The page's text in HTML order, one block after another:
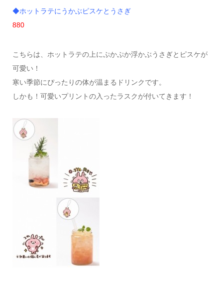
◆ホットラテにうかぶピスケとうさぎ
880
こちらは、ホットラテの上にぷかぷか浮かぶうさぎとピスケが
可愛い！
寒い季節にぴったりの体が温まるドリンクです。
しかも！可愛いプリントの入ったラスクが付いてきます！